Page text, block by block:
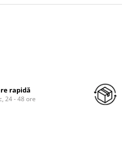
rapidă
24 - 48 ore